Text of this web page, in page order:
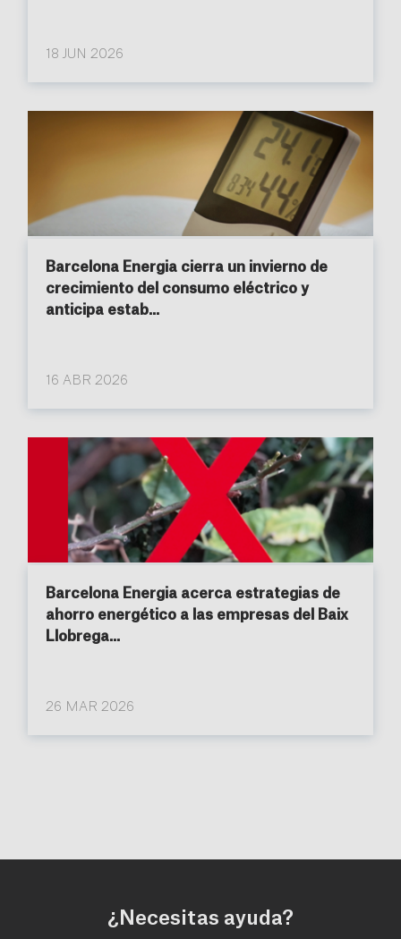
18 JUN 2026
Barcelona Energia cierra un invierno de
crecimiento del consumo eléctrico y
anticipa estab...
16 ABR 2026
Barcelona Energia acerca estrategias de
ahorro energético a las empresas del Baix
Llobrega...
26 MAR 2026
¿Necesitas ayuda?